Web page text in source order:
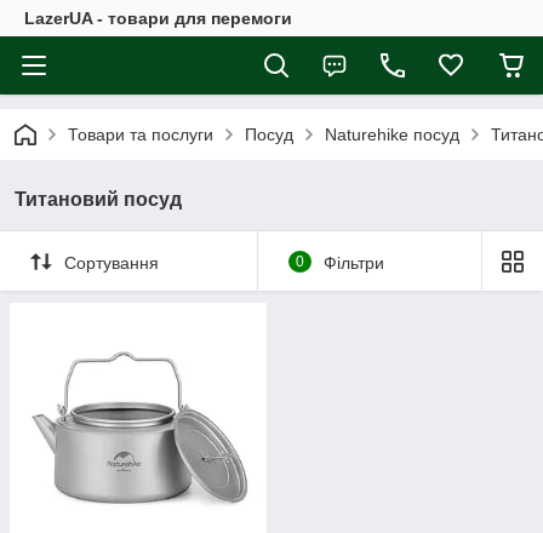
LazerUA - товари для перемоги
Товари та послуги Посуд Naturehike посуд
Титановий посуд
Сортування 0 Фільтри